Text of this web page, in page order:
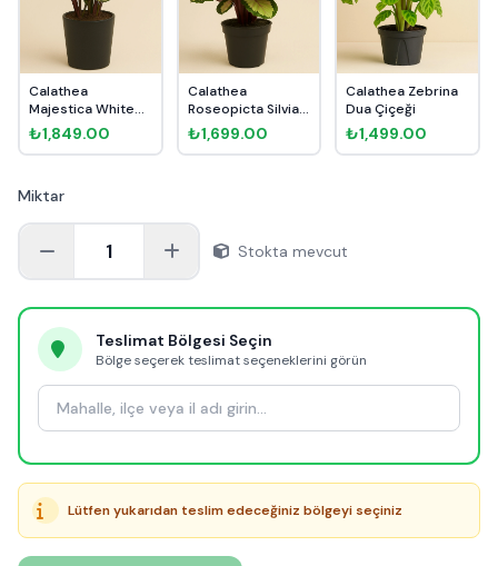
Calathea
Majestica White
Star Dua Çiçeği
₺1,849.00
Calathea
Roseopicta Silvia
Dua Çiçeği
₺1,699.00
Calathea Zebrina
Dua Çiçeği
₺1,499.00
Miktar
1 Stokta mevcut
Teslimat Bölgesi Seçin
Bölge seçerek teslimat seçeneklerini görün
Lütfen yukarıdan teslim edeceğiniz bölgeyi seçiniz